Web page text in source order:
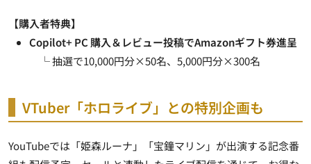
【購入者特典】
Copilot+ PC 購入＆レビュー投稿でAmazonギフト券進呈
└ 抽選で10,000円分×50名、5,000円分×300名
VTuber「ホロライブ」との特別企画も
YouTubeでは「姫森ルーナ」「宝鐘マリン」が出演する記念番